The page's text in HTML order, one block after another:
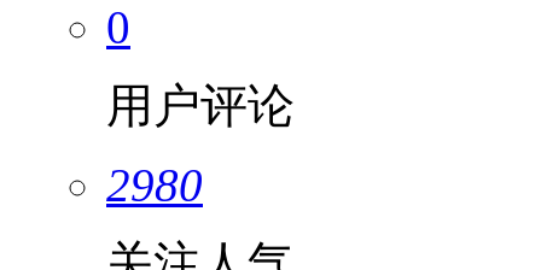
0
用户评论
2980